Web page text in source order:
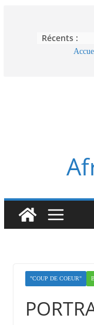
Récents :
"COUP DE COEUR"